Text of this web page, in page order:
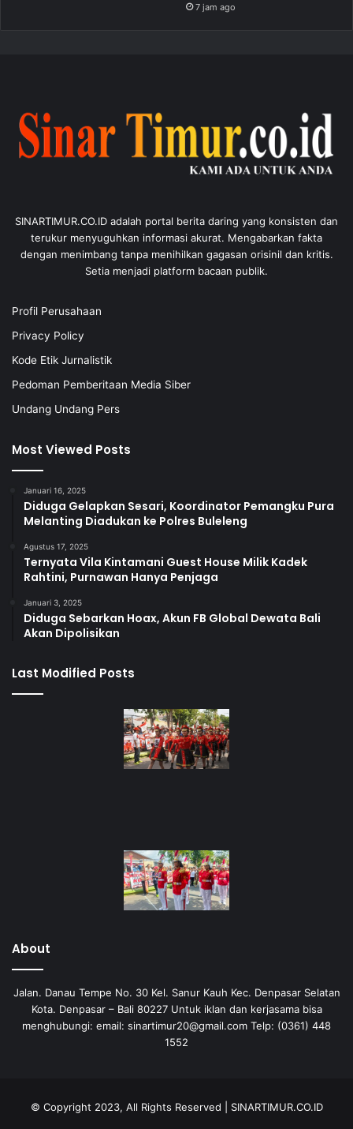
7 jam ago
SINARTIMUR.CO.ID adalah portal berita daring yang konsisten dan
terukur menyuguhkan informasi akurat. Mengabarkan fakta
dengan menimbang tanpa menihilkan gagasan orisinil dan kritis.
Setia menjadi platform bacaan publik.
Profil Perusahaan
Privacy Policy
Kode Etik Jurnalistik
Pedoman Pemberitaan Media Siber
Undang Undang Pers
Most Viewed Posts
Januari 16, 2025
Diduga Gelapkan Sesari, Koordinator Pemangku Pura
Melanting Diadukan ke Polres Buleleng
Agustus 17, 2025
Ternyata Vila Kintamani Guest House Milik Kadek
Rahtini, Purnawan Hanya Penjaga
Januari 3, 2025
Diduga Sebarkan Hoax, Akun FB Global Dewata Bali
Akan Dipolisikan
Last Modified Posts
About
Jalan. Danau Tempe No. 30 Kel. Sanur Kauh Kec. Denpasar Selatan
Kota. Denpasar – Bali 80227 Untuk iklan dan kerjasama bisa
menghubungi: email: sinartimur20@gmail.com Telp: (0361) 448
1552
© Copyright 2023, All Rights Reserved | SINARTIMUR.CO.ID